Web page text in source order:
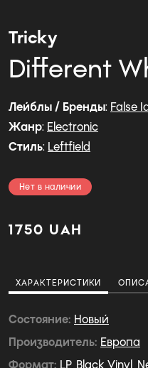
Tricky
Different
Лейблы / Бренды: False
Жанр: Electronic
Стиль: Leftfield
Нет в наличии
1750 UAH
ХАРАКТЕРИСТИКИ
Состояние Новый
Производитель Европа
Формат LP, Black Vinyl,